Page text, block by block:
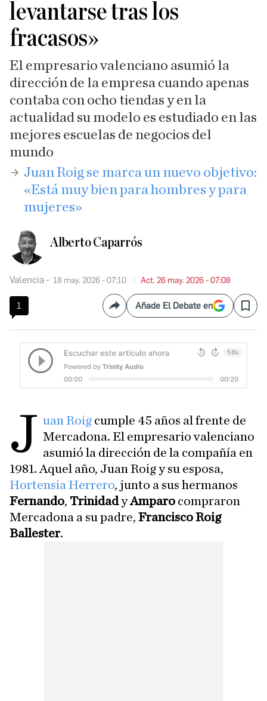
levantarse tras los
fracasos»
El empresario valenciano asumió la
dirección de la empresa cuando apenas
contaba con ocho tiendas y en la
actualidad su modelo es estudiado en las
mejores escuelas de negocios del
mundo
Juan Roig se marca un nuevo objetivo:
«Está muy bien para hombres y para
mujeres»
Alberto Caparrós
Valencia 18 may. 2026 - 07:10 Act. 26 may. 2026 - 07:08
1 CompartirAñade El Debate en Save
J uan Roig cumple 45 años al frente de
Mercadona. El empresario valenciano
asumió la dirección de la compañía en
1981. Aquel año, Juan Roig y su esposa,
Hortensia Herrero, junto a sus hermanos
Fernando, TrinidadyAmparo compraron
Mercadona a su padre, Francisco Roig
Ballester.